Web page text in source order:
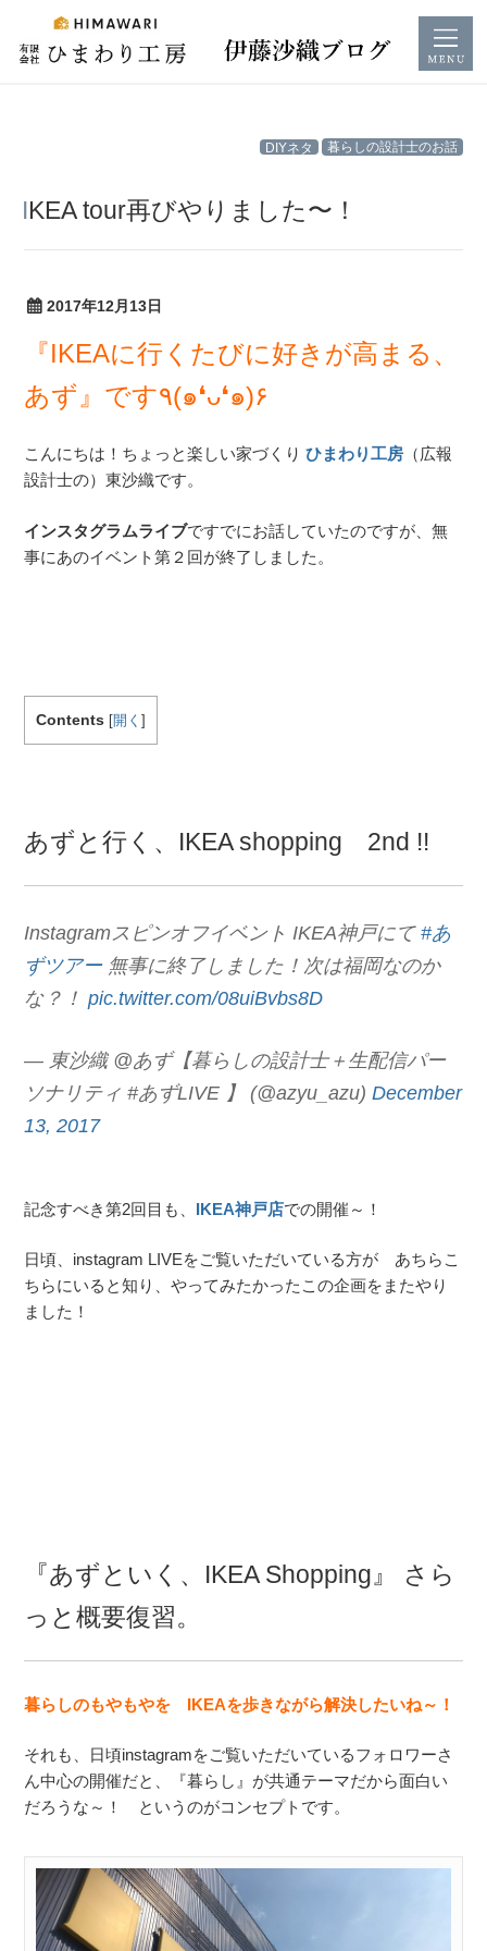
暮らしの設計士のお話
DIYネタ
IKEA tour再びやりました〜！
2017年12月13日
『IKEAに行くたびに好きが高まる、
あず』です٩(๑❛ᴗ❛๑)۶
こんにちは！ちょっと楽しい家づくりひまわり工房 （広報
設計士の）東沙織です。
インスタグラムライブですでにお話していたのですが、無
事にあのイベント第２回が終了しました。
Contents [開く]
あずと行く、IKEA shopping 2nd !!
Instagramスピンオフイベント IKEA神戸にて#あ
ずツアー無事に終了しました！次は福岡なのか
な？！pic.twitter.com/08uiBvbs8D
— 東沙織 @あず【暮らしの設計士＋生配信パー
ソナリティ #あずLIVE 】 (@azyu_azu)December
13, 2017
記念すべき第2回目も、 IKEA神戸店での開催～！
日頃、instagram LIVEをご覧いただいている方が あちらこ
ちらにいると知り、やってみたかったこの企画をまたやり
ました！
『あずといく、IKEA Shopping』 さら
っと概要復習。
暮らしのもやもやを IKEAを歩きながら解決したいね～！
それも、日頃instagramをご覧いただいているフォロワーさ
ん中心の開催だと、『暮らし』が共通テーマだから面白い
だろうな～！ というのがコンセプトです。